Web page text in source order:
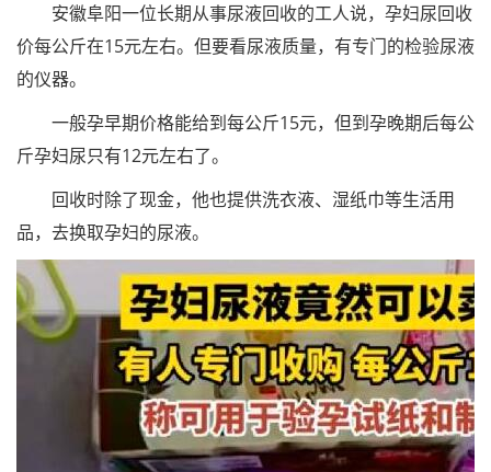
安徽阜阳一位长期从事尿液回收的工人说，孕妇尿回收
价每公斤在15元左右。但要看尿液质量，有专门的检验尿液
的仪器。
一般孕早期价格能给到每公斤15元，但到孕晚期后每公
斤孕妇尿只有12元左右了。
回收时除了现金，他也提供洗衣液、湿纸巾等生活用
品，去换取孕妇的尿液。